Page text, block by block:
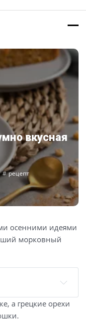
вкусная
рецепт
осенними идеями
морковный
а грецкие орехи